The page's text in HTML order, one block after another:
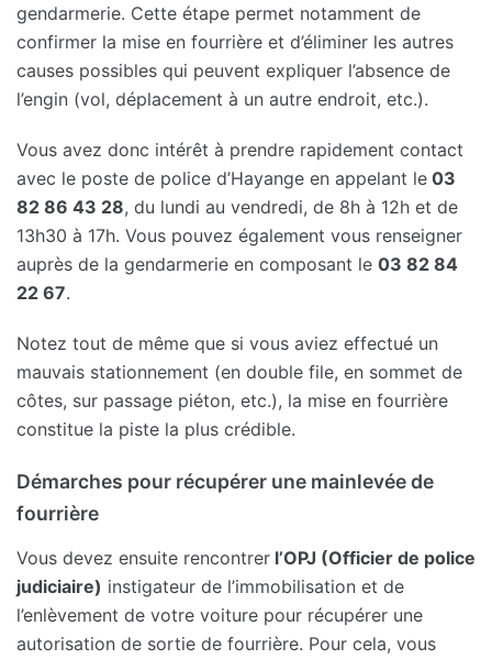
gendarmerie. Cette étape permet notamment de
confirmer la mise en fourrière et d’éliminer les autres
causes possibles qui peuvent expliquer l’absence de
l’engin (vol, déplacement à un autre endroit, etc.).
Vous avez donc intérêt à prendre rapidement contact
avec le poste de police d’Hayange en appelant le 03
82 86 43 28, du lundi au vendredi, de 8h à 12h et de
13h30 à 17h. Vous pouvez également vous renseigner
auprès de la gendarmerie en composant le 03 82 84
22 67.
Notez tout de même que si vous aviez effectué un
mauvais stationnement (en double file, en sommet de
côtes, sur passage piéton, etc.), la mise en fourrière
constitue la piste la plus crédible.
Démarches pour récupérer une mainlevée de
fourrière
Vous devez ensuite rencontrer l’OPJ (Officier de police
judiciaire) instigateur de l’immobilisation et de
l’enlèvement de votre voiture pour récupérer une
autorisation de sortie de fourrière. Pour cela, vous